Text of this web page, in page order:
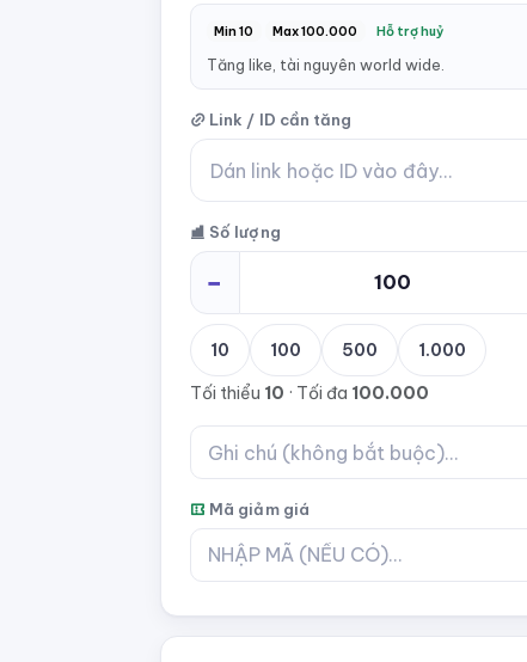
Min 10 Max 100.000 Hỗ trợ huỷ
Tăng like, tài nguyên world wide.
Link / ID cần tăng
Số lượng
−
10 100 500
1.000
Tối thiểu 10 · Tối đa 100.000
Mã giảm giá